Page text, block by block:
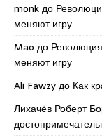
monkдо
меняют игру
Mao до
меняют игру
Ali Fawzyдо Как
Лихачёв Роберт